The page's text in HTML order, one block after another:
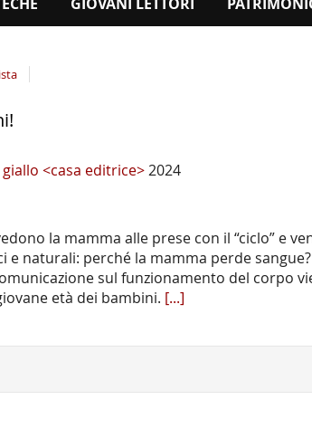
giallo <casa editrice>2024
la mamma alle prese con il “ciclo” e
e naturali: perché la mamma perde
sul funzionamento del corpo
età dei bambini. [...]